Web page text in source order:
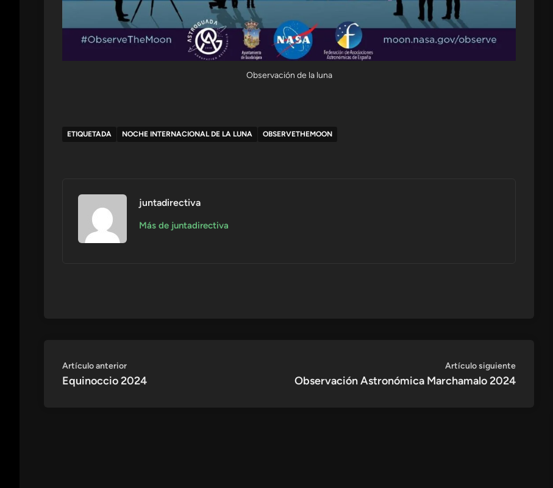
Observación de la luna
ETIQUETADA NOCHE INTERNACIONAL DE LA LUNA OBSERVETHEMOON
juntadirectiva
Más de juntadirectiva
Navegación
de
Artículo anteriorArtículo
anterior:
Equinoccio 2024
Artículo siguienteArtículo
siguiente:
Observación Astronómica Marchamalo 2024